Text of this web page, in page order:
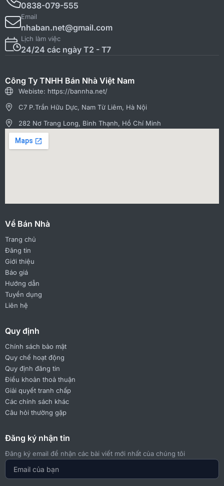
0838-079-555
Email
nhaban.net@gmail.com
Lịch làm việc
24/24 các ngày T2 - T7
Công Ty TNHH Bán Nhà Việt Nam
Webiste: https://bannha.net/
C7 P.Trần Hữu Dực, Nam Từ Liêm, Hà Nội
282 Nơ Trang Long, Bình Thạnh, Hồ Chí Minh
Về Bán Nhà
Trang chủ
Đăng tin
Giới thiệu
Báo giá
Hướng dẫn
Tuyển dụng
Liên hệ
Quy định
Chính sách bảo mật
Quy chế hoạt động
Quy định đăng tin
Điều khoản thoả thuận
Giải quyết tranh chấp
Các chính sách khác
Câu hỏi thường gặp
Đăng ký nhận tin
Đăng ký email để nhận các bài viết mới nhất của chúng tôi